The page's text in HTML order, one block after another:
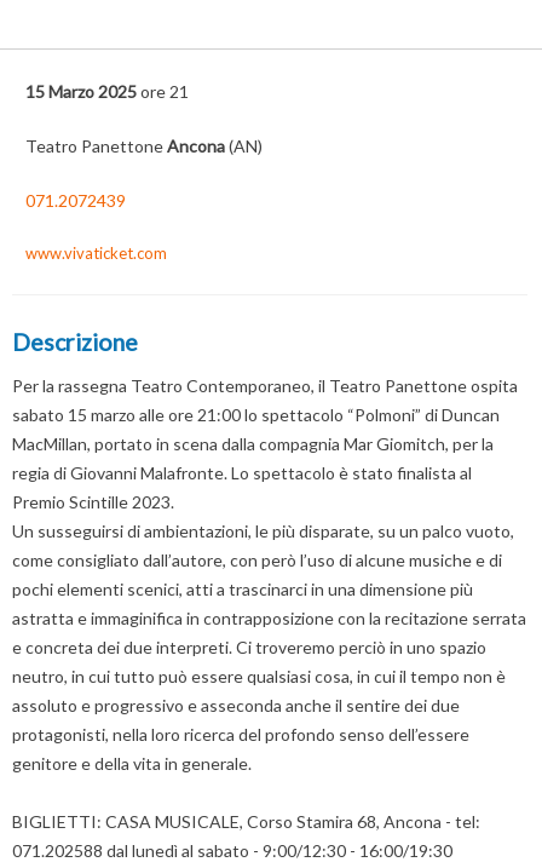
15 Marzo 2025ore 21
Teatro PanettoneAncona(AN)
071.2072439
www.vivaticket.com
Descrizione
Per la rassegna Teatro Contemporaneo, il Teatro Panettone ospita
sabato 15 marzo alle ore 21:00 lo spettacolo “Polmoni” di Duncan
MacMillan, portato in scena dalla compagnia Mar Giomitch, per la
regia di Giovanni Malafronte. Lo spettacolo è stato finalista al
Premio Scintille 2023.
Un susseguirsi di ambientazioni, le più disparate, su un palco vuoto,
come consigliato dall’autore, con però l’uso di alcune musiche e di
pochi elementi scenici, atti a trascinarci in una dimensione più
astratta e immaginifica in contrapposizione con la recitazione serrata
e concreta dei due interpreti. Ci troveremo perciò in uno spazio
neutro, in cui tutto può essere qualsiasi cosa, in cui il tempo non è
assoluto e progressivo e asseconda anche il sentire dei due
protagonisti, nella loro ricerca del profondo senso dell’essere
genitore e della vita in generale.
BIGLIETTI: CASA MUSICALE, Corso Stamira 68, Ancona - tel:
071.202588 dal lunedì al sabato - 9:00/12:30 - 16:00/19:30